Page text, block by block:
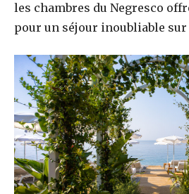
les chambres du Negresco
pour un séjour inoubliable sur